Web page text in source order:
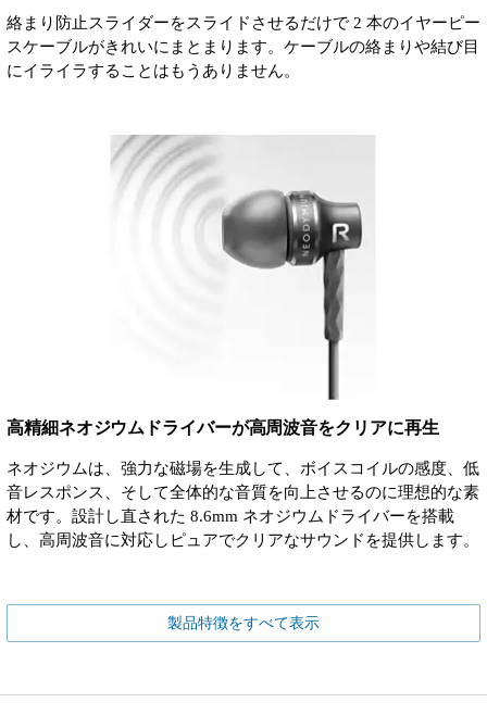
絡まり防止スライダーをスライドさせるだけで 2 本のイヤーピー
スケーブルがきれいにまとまります。ケーブルの絡まりや結び目
にイライラすることはもうありません。
高精細ネオジウムドライバーが高周波音をクリアに再生
ネオジウムは、強力な磁場を生成して、ボイスコイルの感度、低
音レスポンス、そして全体的な音質を向上させるのに理想的な素
材です。設計し直された 8.6mm ネオジウムドライバーを搭載
し、高周波音に対応しピュアでクリアなサウンドを提供します。
製品特徴をすべて表示